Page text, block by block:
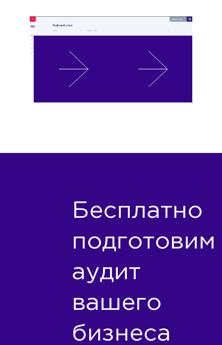
Бесплатно
подготовим
аудит
вашего
бизнеса